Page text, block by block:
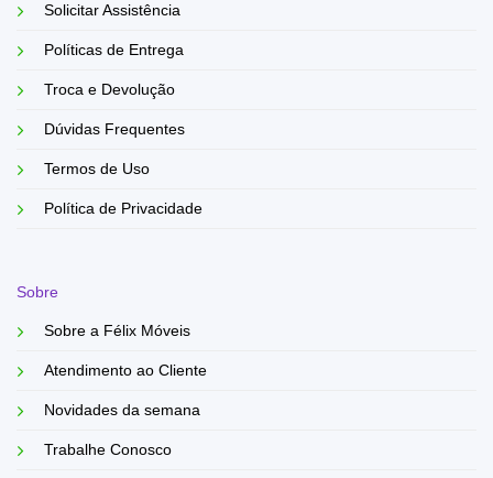
Solicitar Assistência
Políticas de Entrega
Troca e Devolução
Dúvidas Frequentes
Termos de Uso
Política de Privacidade
Sobre
Sobre a Félix Móveis
Atendimento ao Cliente
Novidades da semana
Trabalhe Conosco